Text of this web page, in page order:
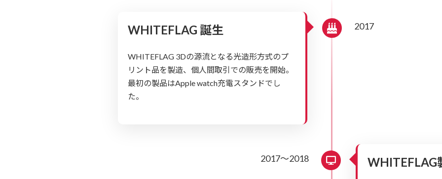
2017
WHITEFLAG 誕生
WHITEFLAG 3Dの源流となる光造形方式のプ
リント品を製造、個人間取引での販売を開始。
最初の製品はApple watch充電スタンドでし
た。
2017～2018 WHITEFLAG